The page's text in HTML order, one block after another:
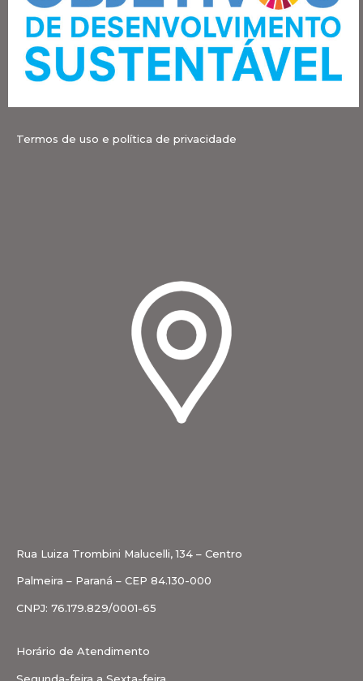
Termos de uso e política de privacidade
Rua Luiza Trombini Malucelli, 134 – Centro
Palmeira – Paraná – CEP 84.130-000
CNPJ: 76.179.829/0001-65
Horário de Atendimento
Segunda-feira a Sexta-feira